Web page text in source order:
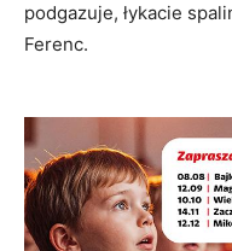
podgazuje, łykacie
Ferenc.